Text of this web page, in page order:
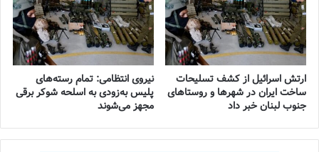
ارتش اسرائیل از کشف تسلیحات
ساخت ایران در شهرها و روستاهای
جنوب لبنان خبر داد
نیروی انتظامی: تمام رسته‌های
پلیس به‌زودی به اسلحه شوکر برقی
مجهز می‌شوند